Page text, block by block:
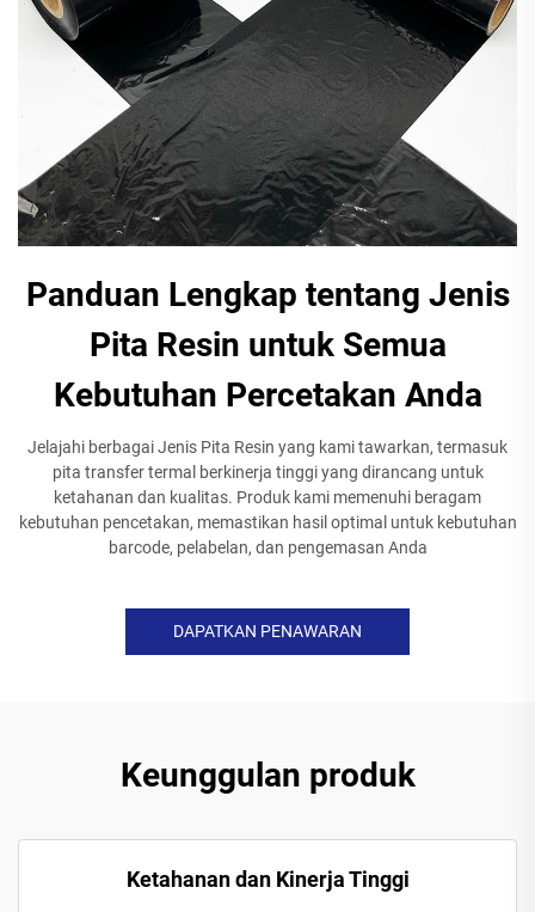
Panduan Lengkap tentang Jenis
Pita Resin untuk Semua
Kebutuhan Percetakan Anda
Jelajahi berbagai Jenis Pita Resin yang kami tawarkan, termasuk
pita transfer termal berkinerja tinggi yang dirancang untuk
ketahanan dan kualitas. Produk kami memenuhi beragam
kebutuhan pencetakan, memastikan hasil optimal untuk kebutuhan
barcode, pelabelan, dan pengemasan Anda
DAPATKAN PENAWARAN
Keunggulan produk
Ketahanan dan Kinerja Tinggi